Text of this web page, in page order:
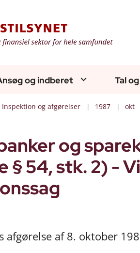
og indberet Tal
Inspektion og afgørelser 1987 okt
og
§ 54, stk. 2) -
afgørelse af 8. oktober